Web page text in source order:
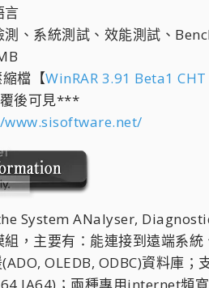
言
測、系統測試、效能測試、
縮檔【WinRAR 3.91 Beta1
後可見***
System ANalyser,
，主要有：能連接到遠端系
OLEDB, ODBC)資料庫